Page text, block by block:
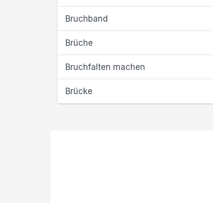
Bruchband
Brüche
Bruchfalten machen
Brücke